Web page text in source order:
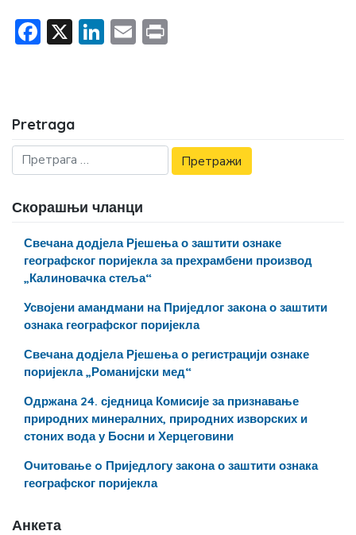
Facebook
X LinkedIn
Email
Pretraga
Скорашњи чланци
Свечана додјела Рјешења о заштити ознаке
географског поријекла за прехрамбени производ
„Калиновачка стеља“
Усвојени амандмани на Приједлог закона о заштити
ознака географског поријекла
Свечана додјела Рјешења о регистрацији ознаке
поријекла „Романијски мед“
Одржана 24. сједница Комисије за признавање
природних минералних, природних изворских и
стоних вода у Босни и Херцеговини
Очитовање o Приједлогу закона о заштити ознака
географског поријекла
Анкета